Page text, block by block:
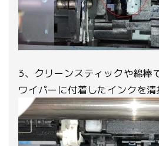
3、クリーンスティックや綿棒
ワイパーに付着したインクを清